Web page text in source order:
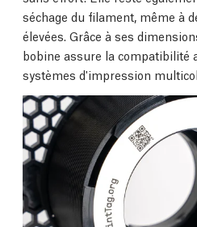
séchage du filament, même à
élevées. Grâce à ses
bobine assure la compatibilité
systèmes d'impression